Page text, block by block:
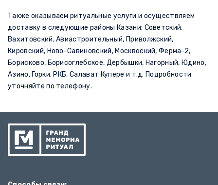
Также оказываем ритуальные услуги и осуществляем
доставку в следующие районы Казани: Советский,
Вахитовский, Авиастроительный, Приволжский,
Кировский, Ново-Савиновский, Москвоский, Ферма-2,
Борисково, Борисоглебское, Дербышки, Нагорный, Юдино,
Азино, Горки, РКБ, Салават Купере и т.д. Подробности
уточняйте по телефону.